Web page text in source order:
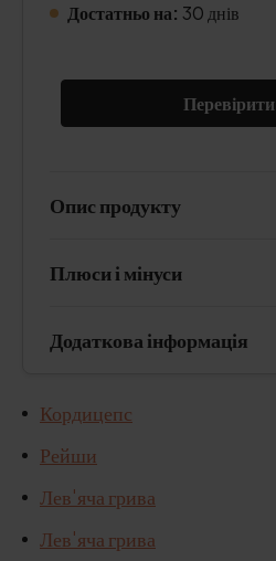
Достатньо на: 30 днів
Опис продукту
Плюси і мінуси
Додаткова інформація
Кордицепс
Рейши
Лев'яча грива
Лев'яча грива